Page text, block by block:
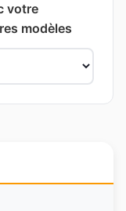
votre
modèles